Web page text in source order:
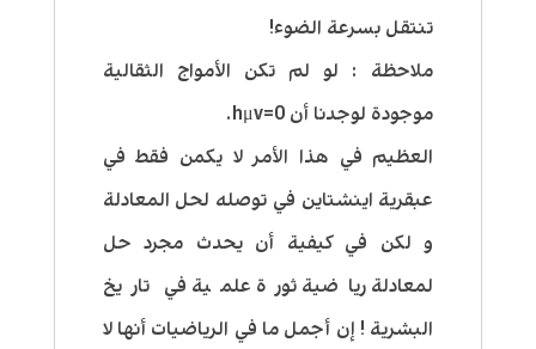
تنتقل بسرعة الضوء!
ملاحظة : لو لم تكن الأمواج الثقالية
موجودة لوجدنا أن hμv=0.
العظيم في هذا الأمر لا يكمن فقط في
عبقرية اينشتاين في توصله لحل المعادلة
و لكن في كيفية أن يحدث مجرد حل
لمعادلة رياضية ثورة علمية في تاريخ
البشرية ! إن أجمل ما في الرياضيات أنها لا